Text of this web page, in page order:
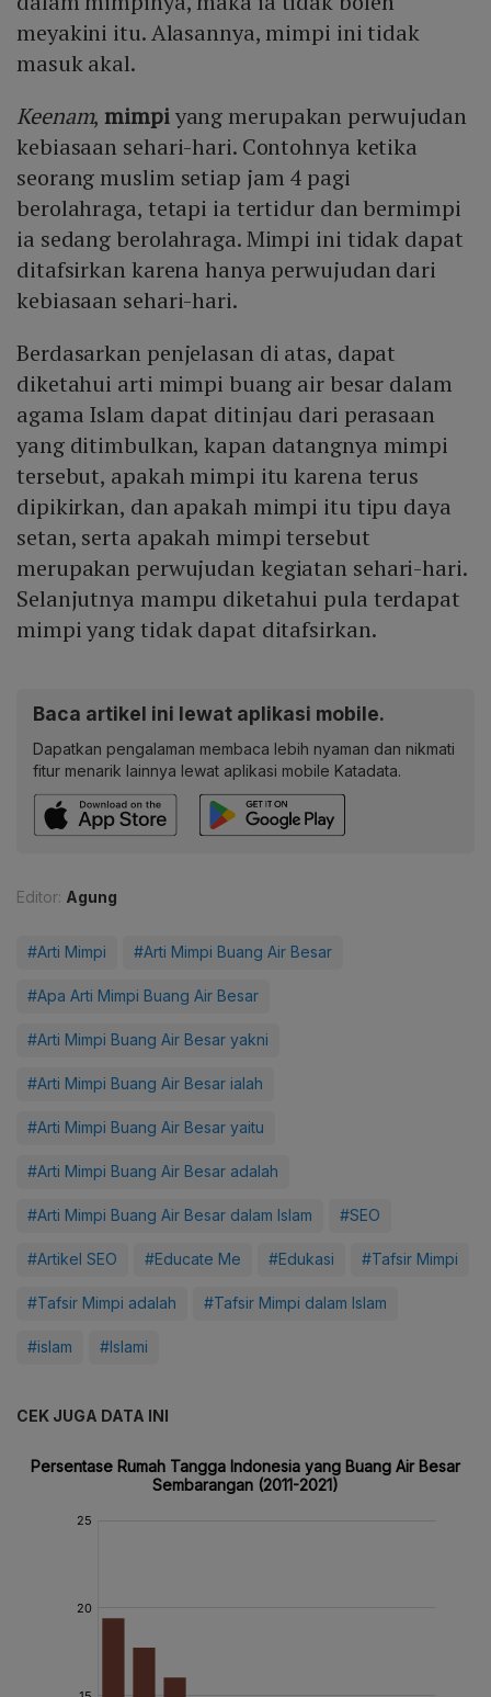
meyakini itu. Alasannya, mimpi ini tidak
masuk akal.
Keenam,mimpiyang merupakan perwujudan
kebiasaan sehari-hari. Contohnya ketika
seorang muslim setiap jam 4 pagi
berolahraga, tetapi ia tertidur dan bermimpi
ia sedang berolahraga. Mimpi ini tidak dapat
ditafsirkan karena hanya perwujudan dari
kebiasaan sehari-hari.
Berdasarkan penjelasan di atas, dapat
diketahui arti mimpi buang air besar dalam
agama Islam dapat ditinjau dari perasaan
yang ditimbulkan, kapan datangnya mimpi
tersebut, apakah mimpi itu karena terus
dipikirkan, dan apakah mimpi itu tipu daya
setan, serta apakah mimpi tersebut
merupakan perwujudan kegiatan sehari-hari.
Selanjutnya mampu diketahui pula terdapat
mimpi yang tidak dapat ditafsirkan.
Baca artikel ini lewat aplikasi mobile.
Dapatkan pengalaman membaca lebih nyaman dan nikmati
fitur menarik lainnya lewat aplikasi mobile Katadata.
Editor: Agung
#Arti Mimpi #Arti Mimpi Buang Air Besar
#Apa Arti Mimpi Buang Air Besar
#Arti Mimpi Buang Air Besar yakni
#Arti Mimpi Buang Air Besar ialah
#Arti Mimpi Buang Air Besar yaitu
#Arti Mimpi Buang Air Besar adalah
#Arti Mimpi Buang Air Besar dalam Islam #SEO
#Artikel SEO #Educate Me #Edukasi #Tafsir Mimpi
#Tafsir Mimpi adalah #Tafsir Mimpi dalam Islam
#islam #Islami
CEK JUGA DATA INI